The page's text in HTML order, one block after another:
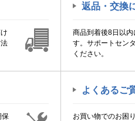
返品・交換
商品到着後8日以内
す。サポートセン
ください。
保
よくあるご
お買い物でのお困